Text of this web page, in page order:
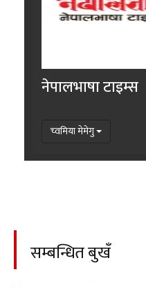
नेपालभाषा टाइम्स
च्वमिया मेमेगु
सम्बन्धित बुखँ